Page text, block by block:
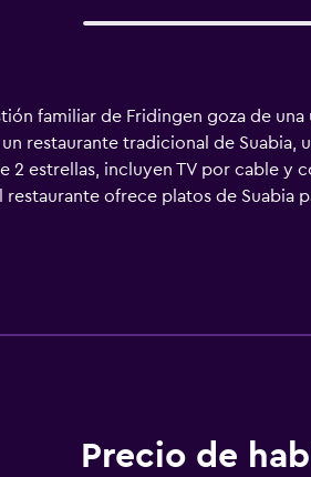
familiar de Fridingen goza de
restaurante tradicional de Suabia,
2 estrellas, incluyen TV por cable y
restaurante ofrece platos de Suabia
al carril bici del Danubio y hay
Sonne está a un paseo de 15
Precio de